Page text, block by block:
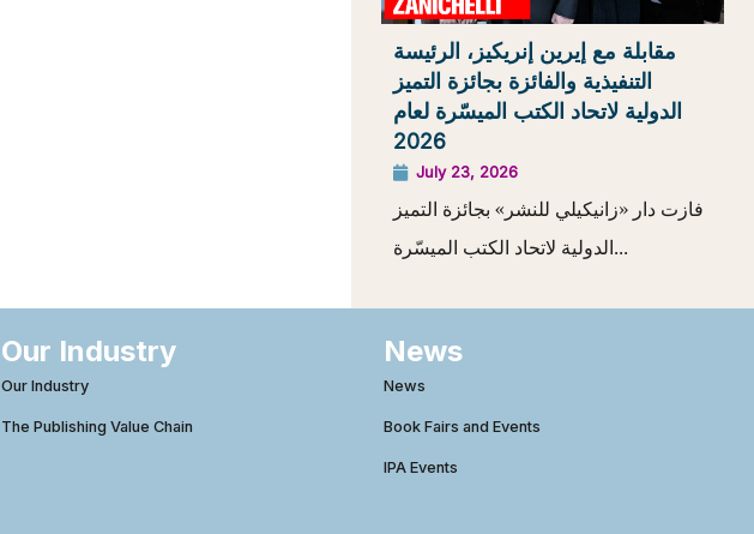
مقابلة مع إيرين إنريكيز، الرئيسة
التنفيذية والفائزة بجائزة التميز
الدولية لاتحاد الكتب الميسّرة لعام
2026
July 23, 2026
فازت دار «زانيكيلي للنشر» بجائزة التميز
الدولية لاتحاد الكتب الميسّرة...
Our Industry
Our Industry
The Publishing Value Chain
News
News
Book Fairs and Events
IPA Events